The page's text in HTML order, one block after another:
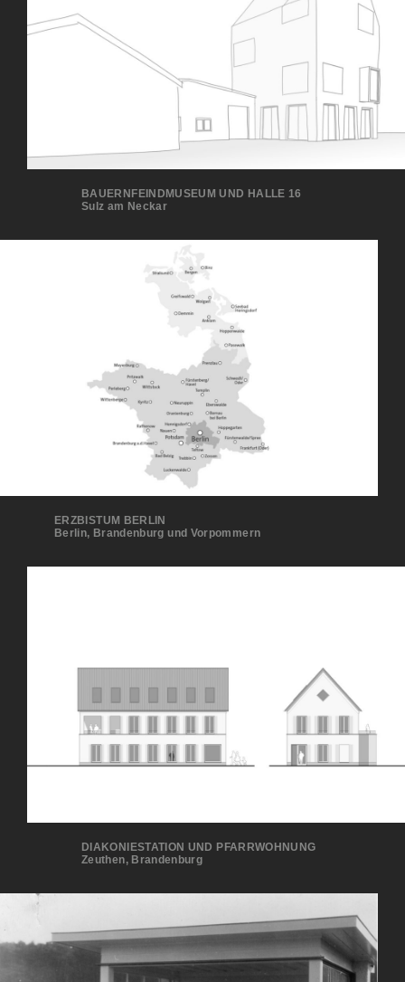
BAUERNFEINDMUSEUM UND HALLE 16
Sulz am Neckar
ERZBISTUM BERLIN
Berlin, Brandenburg und Vorpommern
DIAKONIESTATION UND PFARRWOHNUNG
Zeuthen, Brandenburg